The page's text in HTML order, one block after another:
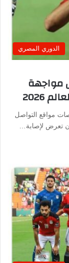
الدوري المصري
مواجهة
مواقع التواصل
تعرض لإصابة…